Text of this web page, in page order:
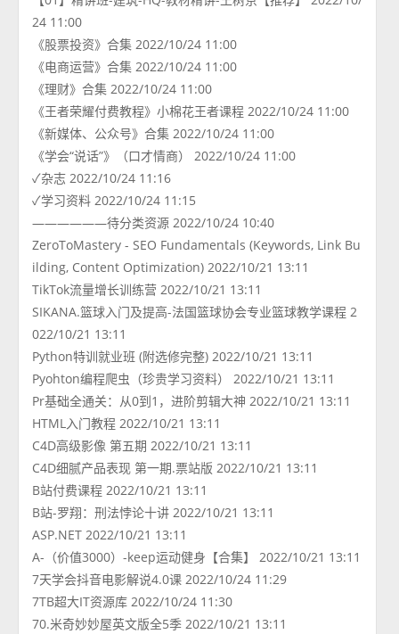
24 11:00
《股票投资》合集 2022/10/24 11:00
《电商运营》合集 2022/10/24 11:00
《理财》合集 2022/10/24 11:00
《王者荣耀付费教程》小棉花王者课程 2022/10/24 11:00
《新媒体、公众号》合集 2022/10/24 11:00
《学会“说话”》（口才情商） 2022/10/24 11:00
✓杂志 2022/10/24 11:16
✓学习资料 2022/10/24 11:15
——————待分类资源 2022/10/24 10:40
ZeroToMastery - SEO Fundamentals (Keywords, Link Bu
ilding, Content Optimization) 2022/10/21 13:11
TikTok流量增长训练营 2022/10/21 13:11
SIKANA.篮球入门及提高-法国篮球协会专业篮球教学课程 2
022/10/21 13:11
Python特训就业班 (附选修完整) 2022/10/21 13:11
Pyohton编程爬虫（珍贵学习资料） 2022/10/21 13:11
Pr基础全通关：从0到1，进阶剪辑大神 2022/10/21 13:11
HTML入门教程 2022/10/21 13:11
C4D高级影像 第五期 2022/10/21 13:11
C4D细腻产品表现 第一期.票站版 2022/10/21 13:11
B站付费课程 2022/10/21 13:11
B站-罗翔：刑法悖论十讲 2022/10/21 13:11
ASP.NET 2022/10/21 13:11
A-（价值3000）-keep运动健身【合集】 2022/10/21 13:11
7天学会抖音电影解说4.0课 2022/10/24 11:29
7TB超大IT资源库 2022/10/24 11:30
70.米奇妙妙屋英文版全5季 2022/10/21 13:11